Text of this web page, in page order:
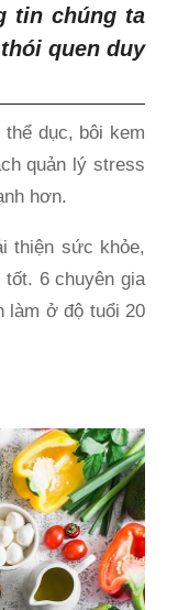
tin chúng ta
quen duy
dục, bôi kem
quản lý stress
hơn.
thiện sức khỏe,
6 chuyên gia
làm ở độ tuổi 20